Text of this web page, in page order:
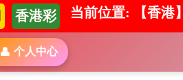
香港彩 当前位置: 【香港】
👤 个人中心